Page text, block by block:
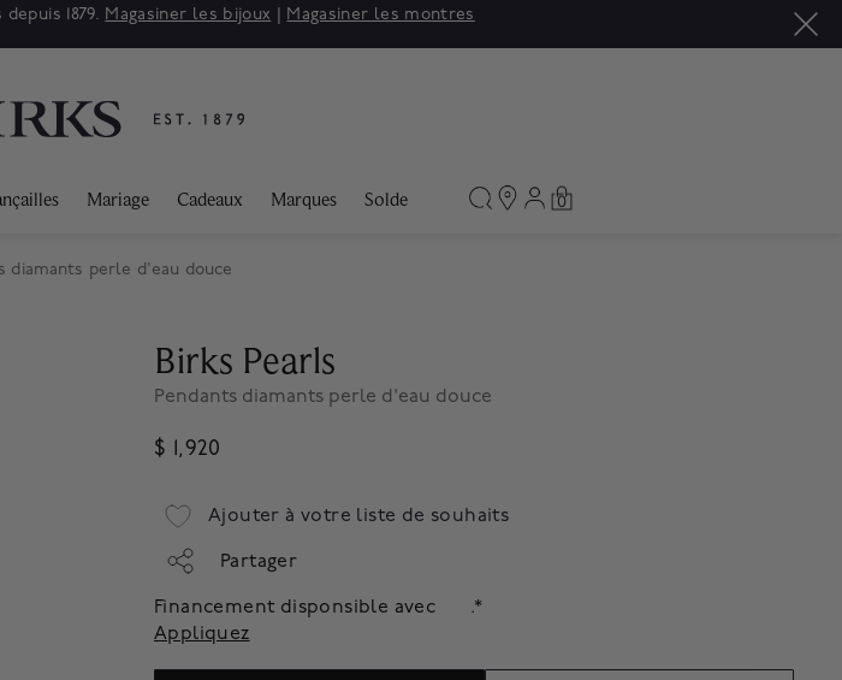
1879. Magasiner les bijoux | Magasiner les montres
Mariage Cadeaux Marques Solde 0
diamants perle d'eau douce
Birks Pearls
Pendants diamants perle d'eau douce
$ 1,920
Ajouter à votre liste de souhaits
Partager
Financement disponsible avec
.*
Appliquez